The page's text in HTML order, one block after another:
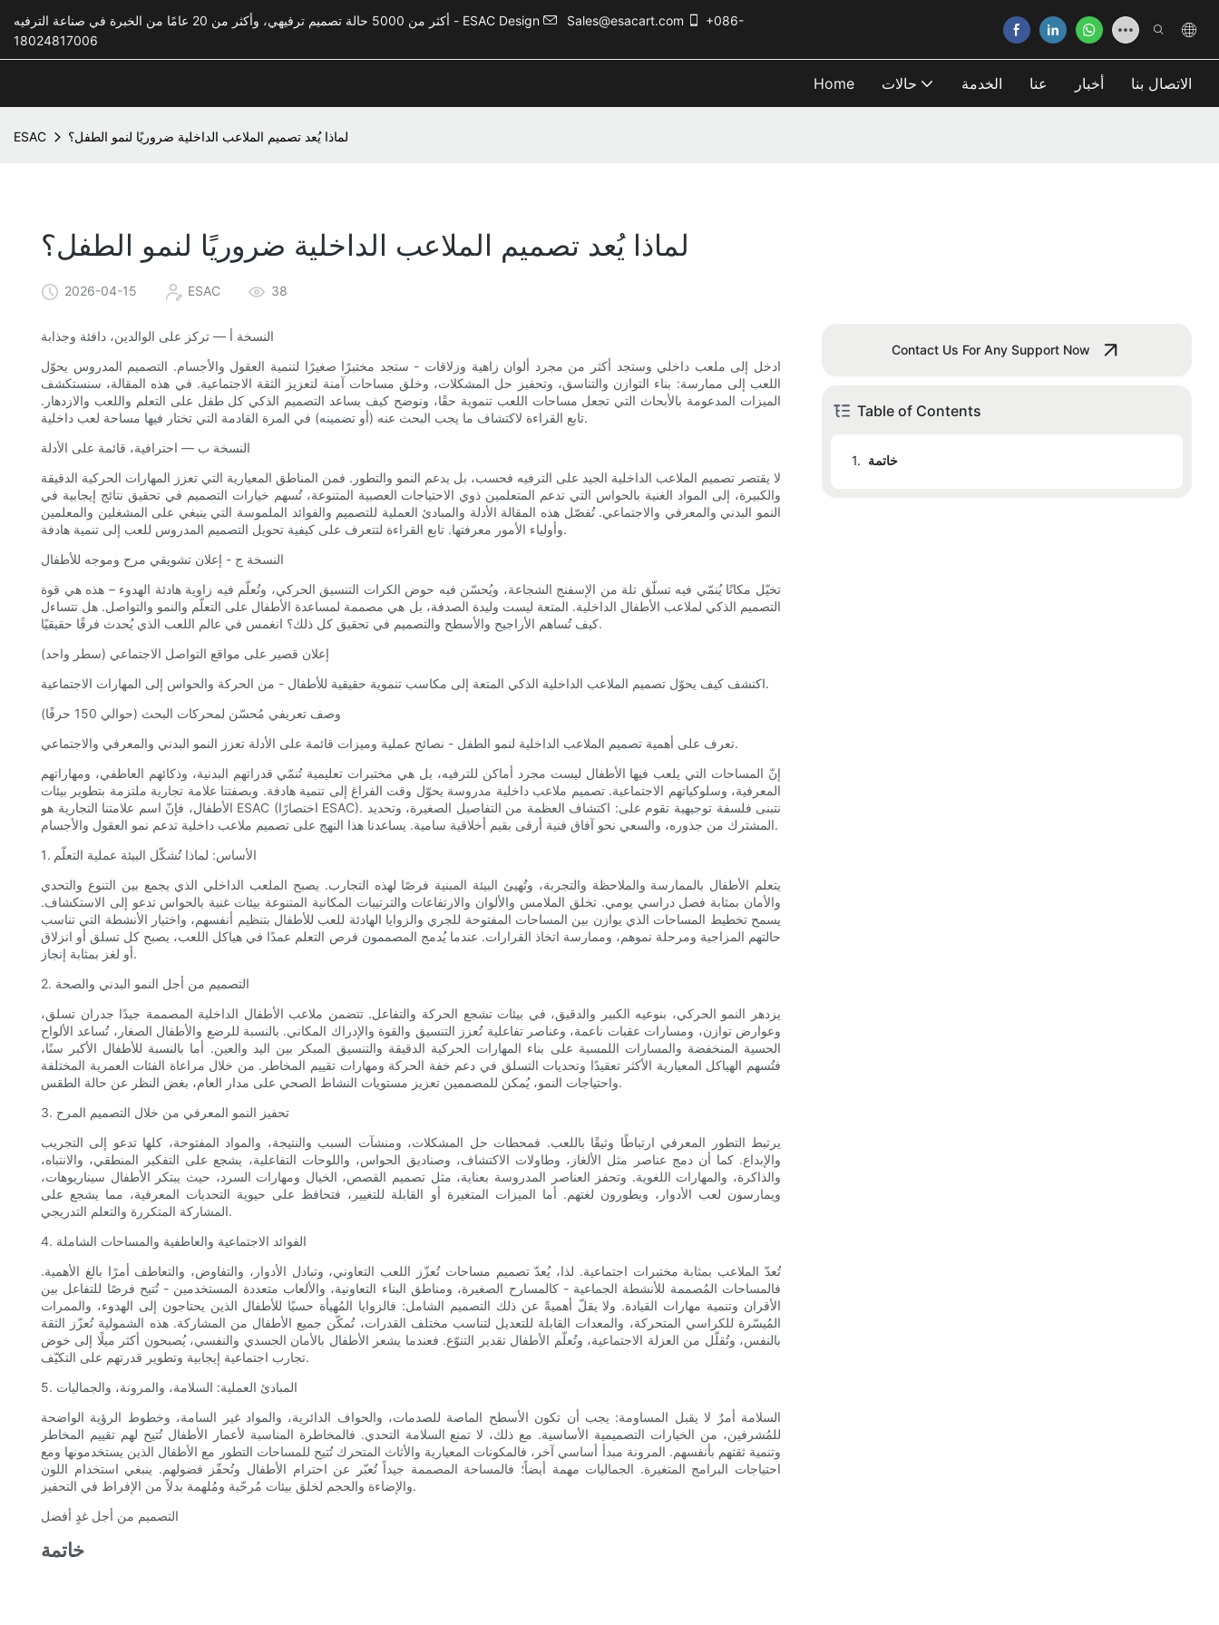
أكثر من 5000 حالة تصميم ترفيهي، وأكثر من 20 عامًا من الخبرة في صناعة الترفيه - ESAC Design Sales@esacart.com
+086-
18024817006
Home حالات الخدمة عنا أخبار الاتصال بنا
ESAC لماذا يُعد تصميم الملاعب الداخلية ضروريًا لنمو الطفل؟
لماذا يُعد تصميم الملاعب الداخلية ضروريًا لنمو الطفل؟
2026-04-15 ESAC 38
النسخة أ — تركز على الوالدين، دافئة وجذابة
ادخل إلى ملعب داخلي وستجد أكثر من مجرد ألوان زاهية وزلاقات - ستجد مختبرًا صغيرًا لتنمية العقول والأجسام. التصميم المدروس يحوّل
اللعب إلى ممارسة: بناء التوازن والتناسق، وتحفيز حل المشكلات، وخلق مساحات آمنة لتعزيز الثقة الاجتماعية. في هذه المقالة، سنستكشف
الميزات المدعومة بالأبحاث التي تجعل مساحات اللعب تنموية حقًا، ونوضح كيف يساعد التصميم الذكي كل طفل على التعلم واللعب والازدهار.
تابع القراءة لاكتشاف ما يجب البحث عنه (أو تضمينه) في المرة القادمة التي تختار فيها مساحة لعب داخلية.
النسخة ب — احترافية، قائمة على الأدلة
لا يقتصر تصميم الملاعب الداخلية الجيد على الترفيه فحسب، بل يدعم النمو والتطور. فمن المناطق المعيارية التي تعزز المهارات الحركية الدقيقة
والكبيرة، إلى المواد الغنية بالحواس التي تدعم المتعلمين ذوي الاحتياجات العصبية المتنوعة، تُسهم خيارات التصميم في تحقيق نتائج إيجابية في
النمو البدني والمعرفي والاجتماعي. تُفصّل هذه المقالة الأدلة والمبادئ العملية للتصميم والفوائد الملموسة التي ينبغي على المشغلين والمعلمين
وأولياء الأمور معرفتها. تابع القراءة لتتعرف على كيفية تحويل التصميم المدروس للعب إلى تنمية هادفة.
النسخة ج - إعلان تشويقي مرح وموجه للأطفال
تخيّل مكانًا يُنمّي فيه تسلّق تلة من الإسفنج الشجاعة، ويُحسّن فيه حوض الكرات التنسيق الحركي، وتُعلّم فيه زاوية هادئة الهدوء – هذه هي قوة
التصميم الذكي لملاعب الأطفال الداخلية. المتعة ليست وليدة الصدفة، بل هي مصممة لمساعدة الأطفال على التعلّم والنمو والتواصل. هل تتساءل
كيف تُساهم الأراجيح والأسطح والتصميم في تحقيق كل ذلك؟ انغمس في عالم اللعب الذي يُحدث فرقًا حقيقيًا.
إعلان قصير على مواقع التواصل الاجتماعي (سطر واحد)
اكتشف كيف يحوّل تصميم الملاعب الداخلية الذكي المتعة إلى مكاسب تنموية حقيقية للأطفال - من الحركة والحواس إلى المهارات الاجتماعية.
وصف تعريفي مُحسّن لمحركات البحث (حوالي 150 حرفًا)
تعرف على أهمية تصميم الملاعب الداخلية لنمو الطفل - نصائح عملية وميزات قائمة على الأدلة تعزز النمو البدني والمعرفي والاجتماعي.
إنّ المساحات التي يلعب فيها الأطفال ليست مجرد أماكن للترفيه، بل هي مختبرات تعليمية تُنمّي قدراتهم البدنية، وذكائهم العاطفي، ومهاراتهم
المعرفية، وسلوكياتهم الاجتماعية. تصميم ملاعب داخلية مدروسة يحوّل وقت الفراغ إلى تنمية هادفة. وبصفتنا علامة تجارية ملتزمة بتطوير بيئات
الأطفال، فإنّ اسم علامتنا التجارية هو ESAC (اختصارًا ESAC). نتبنى فلسفة توجيهية تقوم على: اكتشاف العظمة من التفاصيل الصغيرة، وتحديد
المشترك من جذوره، والسعي نحو آفاق فنية أرقى بقيم أخلاقية سامية. يساعدنا هذا النهج على تصميم ملاعب داخلية تدعم نمو العقول والأجسام.
1. الأساس: لماذا تُشكّل البيئة عملية التعلّم
يتعلم الأطفال بالممارسة والملاحظة والتجربة، وتُهيئ البيئة المبنية فرصًا لهذه التجارب. يصبح الملعب الداخلي الذي يجمع بين التنوع والتحدي
والأمان بمثابة فصل دراسي يومي. تخلق الملامس والألوان والارتفاعات والترتيبات المكانية المتنوعة بيئات غنية بالحواس تدعو إلى الاستكشاف.
يسمح تخطيط المساحات الذي يوازن بين المساحات المفتوحة للجري والزوايا الهادئة للعب للأطفال بتنظيم أنفسهم، واختيار الأنشطة التي تناسب
حالتهم المزاجية ومرحلة نموهم، وممارسة اتخاذ القرارات. عندما يُدمج المصممون فرص التعلم عمدًا في هياكل اللعب، يصبح كل تسلق أو انزلاق
أو لغز بمثابة إنجاز.
2. التصميم من أجل النمو البدني والصحة
يزدهر النمو الحركي، بنوعيه الكبير والدقيق، في بيئات تشجع الحركة والتفاعل. تتضمن ملاعب الأطفال الداخلية المصممة جيدًا جدران تسلق،
وعوارض توازن، ومسارات عقبات ناعمة، وعناصر تفاعلية تُعزز التنسيق والقوة والإدراك المكاني. بالنسبة للرضع والأطفال الصغار، تُساعد الألواح
الحسية المنخفضة والمسارات اللمسية على بناء المهارات الحركية الدقيقة والتنسيق المبكر بين اليد والعين. أما بالنسبة للأطفال الأكبر سنًا،
فتُسهم الهياكل المعيارية الأكثر تعقيدًا وتحديات التسلق في دعم خفة الحركة ومهارات تقييم المخاطر. من خلال مراعاة الفئات العمرية المختلفة
واحتياجات النمو، يُمكن للمصممين تعزيز مستويات النشاط الصحي على مدار العام، بغض النظر عن حالة الطقس.
3. تحفيز النمو المعرفي من خلال التصميم المرح
يرتبط التطور المعرفي ارتباطًا وثيقًا باللعب. فمحطات حل المشكلات، ومنشآت السبب والنتيجة، والمواد المفتوحة، كلها تدعو إلى التجريب
والإبداع. كما أن دمج عناصر مثل الألغاز، وطاولات الاكتشاف، وصناديق الحواس، واللوحات التفاعلية، يشجع على التفكير المنطقي، والانتباه،
والذاكرة، والمهارات اللغوية. وتحفز العناصر المدروسة بعناية، مثل تصميم القصص، الخيال ومهارات السرد، حيث يبتكر الأطفال سيناريوهات،
ويمارسون لعب الأدوار، ويطورون لغتهم. أما الميزات المتغيرة أو القابلة للتغيير، فتحافظ على حيوية التحديات المعرفية، مما يشجع على
المشاركة المتكررة والتعلم التدريجي.
4. الفوائد الاجتماعية والعاطفية والمساحات الشاملة
تُعدّ الملاعب بمثابة مختبرات اجتماعية. لذا، يُعدّ تصميم مساحات تُعزّز اللعب التعاوني، وتبادل الأدوار، والتفاوض، والتعاطف أمرًا بالغ الأهمية.
فالمساحات المُصممة للأنشطة الجماعية - كالمسارح الصغيرة، ومناطق البناء التعاونية، والألعاب متعددة المستخدمين - تُتيح فرصًا للتفاعل بين
الأقران وتنمية مهارات القيادة. ولا يقلّ أهميةً عن ذلك التصميم الشامل: فالزوايا المُهيأة حسيًا للأطفال الذين يحتاجون إلى الهدوء، والممرات
المُيسّرة للكراسي المتحركة، والمعدات القابلة للتعديل لتناسب مختلف القدرات، تُمكّن جميع الأطفال من المشاركة. هذه الشمولية تُعزّز الثقة
بالنفس، وتُقلّل من العزلة الاجتماعية، وتُعلّم الأطفال تقدير التنوّع. فعندما يشعر الأطفال بالأمان الجسدي والنفسي، يُصبحون أكثر ميلًا إلى خوض
تجارب اجتماعية إيجابية وتطوير قدرتهم على التكيّف.
5. المبادئ العملية: السلامة، والمرونة، والجماليات
السلامة أمرٌ لا يقبل المساومة: يجب أن تكون الأسطح الماصة للصدمات، والحواف الدائرية، والمواد غير السامة، وخطوط الرؤية الواضحة
للمُشرفين، من الخيارات التصميمية الأساسية. مع ذلك، لا تمنع السلامة التحدي. فالمخاطرة المناسبة لأعمار الأطفال تُتيح لهم تقييم المخاطر
وتنمية ثقتهم بأنفسهم. المرونة مبدأ أساسي آخر، فالمكونات المعيارية والأثاث المتحرك تُتيح للمساحات التطور مع الأطفال الذين يستخدمونها ومع
احتياجات البرامج المتغيرة. الجماليات مهمة أيضاً؛ فالمساحة المصممة جيداً تُعبّر عن احترام الأطفال وتُحفّز فضولهم. ينبغي استخدام اللون
والإضاءة والحجم لخلق بيئات مُرحّبة ومُلهمة بدلاً من الإفراط في التحفيز.
التصميم من أجل غدٍ أفضل
خاتمة
Contact Us For Any Support Now
Table of Contents
1. خاتمة